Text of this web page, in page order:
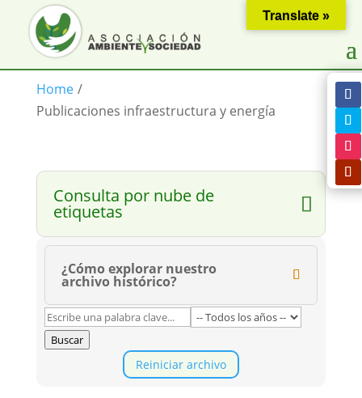
Home /
Publicaciones infraestructura y energía
Consulta por nube de
etiquetas
¿Cómo explorar nuestro
archivo histórico?
Buscar
Reiniciar archivo
Translate »